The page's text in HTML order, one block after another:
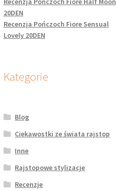
20DEN
Recenzja Pończoch Fiore Sensual
Lovely 20DEN
Kategorie
Blog
Ciekawostki ze świata rajstop
Inne
Rajstopowe stylizacje
Recenzje